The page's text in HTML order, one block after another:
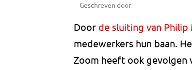
Geschreven door
Door de sluiting van Philip
medewerkers hun baan.
Zoom heeft ook gevolgen